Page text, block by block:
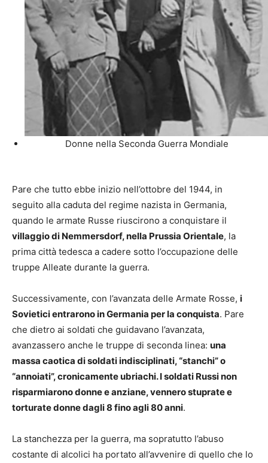
Donne nella Seconda Guerra Mondiale
Pare che tutto ebbe inizio nell’ottobre del 1944, in
seguito alla caduta del regime nazista in Germania,
quando le armate Russe riuscirono a conquistare il
villaggio di Nemmersdorf, nella Prussia Orientale, la
prima città tedesca a cadere sotto l’occupazione delle
truppe Alleate durante la guerra.
Successivamente, con l’avanzata delle Armate Rosse, i
Sovietici entrarono in Germania per la conquista. Pare
che dietro ai soldati che guidavano l’avanzata,
avanzassero anche le truppe di seconda linea: una
massa caotica di soldati indisciplinati, “stanchi” o
“annoiati”, cronicamente ubriachi. I soldati Russi non
risparmiarono donne e anziane, vennero stuprate e
torturate donne dagli 8 fino agli 80 anni.
La stanchezza per la guerra, ma sopratutto l’abuso
costante di alcolici ha portato all’avvenire di quello che lo